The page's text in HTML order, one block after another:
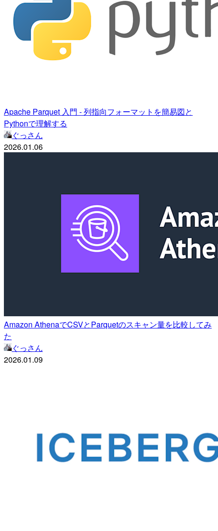
Apache Parquet 入門 - 列指向フォーマットを簡易図と
Pythonで理解する
ぐっさん
2026.01.06
Amazon AthenaでCSVとParquetのスキャン量を比較してみ
た
ぐっさん
2026.01.09